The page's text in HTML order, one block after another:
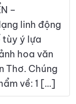
–
linh động
tùy ý lựa
hoa văn
Thơ. Chúng
về: 1 […]